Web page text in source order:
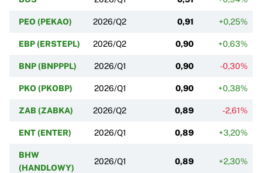
PEO (PEKAO) 2026/Q2 0,91 +0,25%
EBP (ERSTEPL) 2026/Q2 0,90 +0,63%
BNP (BNPPPL) 2026/Q1 0,90 -0,30%
PKO (PKOBP) 2026/Q1 0,90 +0,38%
ZAB (ZABKA) 2026/Q2 0,89 -2,61%
ENT (ENTER) 2026/Q1 0,89 +3,20%
BHW
(HANDLOWY)
2026/Q1 0,89 +2,30%